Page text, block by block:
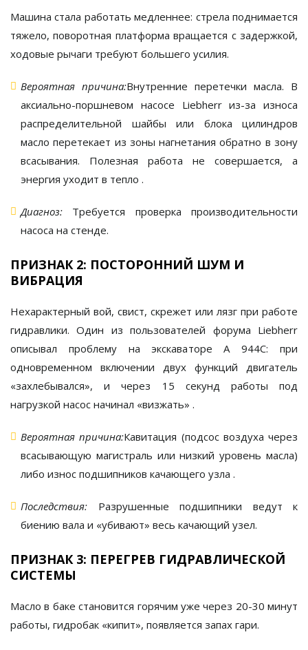
Машина стала работать медленнее: стрела поднимается
тяжело, поворотная платформа вращается с задержкой,
ходовые рычаги требуют большего усилия.
Вероятная причина:Внутренние перетечки масла. В
аксиально-поршневом насосе Liebherr из-за износа
распределительной шайбы или блока цилиндров
масло перетекает из зоны нагнетания обратно в зону
всасывания. Полезная работа не совершается, а
энергия уходит в тепло .
Диагноз: Требуется проверка производительности
насоса на стенде.
ПРИЗНАК 2: ПОСТОРОННИЙ ШУМ И
ВИБРАЦИЯ
Нехарактерный вой, свист, скрежет или лязг при работе
гидравлики. Один из пользователей форума Liebherr
описывал проблему на экскаваторе A 944C: при
одновременном включении двух функций двигатель
«захлебывался», и через 15 секунд работы под
нагрузкой насос начинал «визжать» .
Вероятная причина:Кавитация (подсос воздуха через
всасывающую магистраль или низкий уровень масла)
либо износ подшипников качающего узла .
Последствия: Разрушенные подшипники ведут к
биению вала и «убивают» весь качающий узел.
ПРИЗНАК 3: ПЕРЕГРЕВ ГИДРАВЛИЧЕСКОЙ
СИСТЕМЫ
Масло в баке становится горячим уже через 20-30 минут
работы, гидробак «кипит», появляется запах гари.